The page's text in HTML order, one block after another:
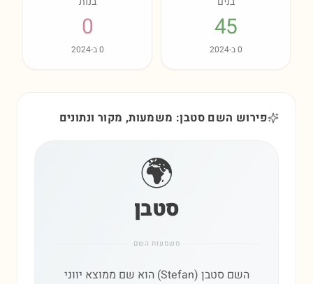
45
0ב-2024
0
0ב-2024
פירוש השם סטבן: משמעות, מקור ונתונים
🌍
סטבן
משמעות השם
השם סטבן (Stefan) הוא שם ממוצא יווני